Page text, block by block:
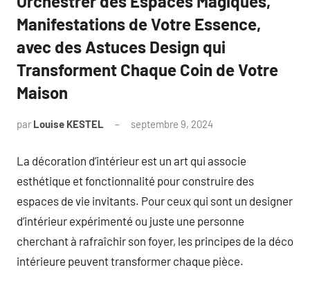
Manifestations de Votre Essence,
avec des Astuces Design qui
Transforment Chaque Coin de Votre
Maison
par Louise KESTEL septembre 9, 2024
La décoration d’intérieur est un art qui associe
esthétique et fonctionnalité pour construire des
espaces de vie invitants. Pour ceux qui sont un designer
d’intérieur expérimenté ou juste une personne
cherchant à rafraîchir son foyer, les principes de la déco
intérieure peuvent transformer chaque pièce.